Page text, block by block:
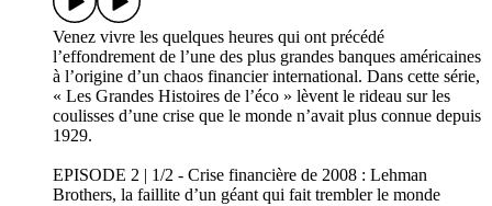
Venez vivre les quelques heures qui ont précédé
l’effondrement de l’une des plus grandes banques américaines
à l’origine d’un chaos financier international. Dans cette série,
« Les Grandes Histoires de l’éco » lèvent le rideau sur les
coulisses d’une crise que le monde n’avait plus connue depuis
1929.
EPISODE 2 | 1/2 - Crise financière de 2008 : Lehman
Brothers, la faillite d’un géant qui fait trembler le monde